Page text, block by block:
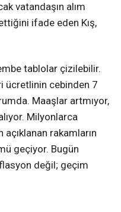
vatandaşın alım
ifade eden Kış,
tablolar çizilebilir.
ücretlinin cebinden 7
Maaşlar artmıyor,
Milyonlarca
rakamların
geçiyor. Bugün
değil; geçim